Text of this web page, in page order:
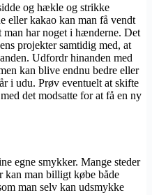
og hækle og strikke
eller kakao kan man få vendt
man har noget i hænderne. Det
projekter samtidig med, at
Udfordr hinanden med
kan blive endnu bedre eller
i udu. Prøv eventuelt at skifte
det modsatte for at få en ny
egne smykker. Mange steder
kan man billigt købe både
man selv kan udsmykke